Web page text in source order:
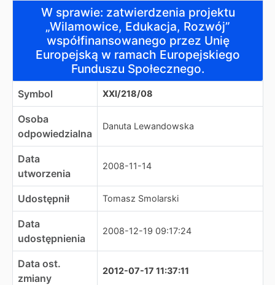
W sprawie: zatwierdzenia projektu „Wilamowice,
W sprawie: zatwierdzenia projektu
„Wilamowice, Edukacja, Rozwój”
współfinansowanego przez Unię
Europejską w ramach Europejskiego
Funduszu Społecznego.
Symbol XXI/218/08
Osoba
odpowiedzialna
Danuta Lewandowska
Data
utworzenia
2008-11-14
Udostępnił Tomasz Smolarski
Data
udostępnienia
2008-12-19 09:17:24
Data ost.
zmiany
2012-07-17 11:37:11